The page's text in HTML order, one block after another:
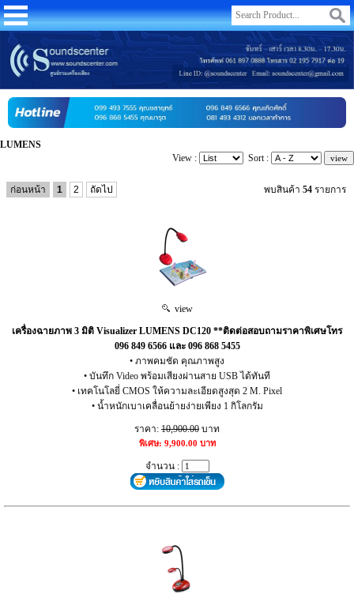
LUMENS
View :
Sort :
ก่อนหน้า 1 2 ถัดไป พบสินค้า 54 รายการ
view
เครื่องฉายภาพ 3 มิติ Visualizer LUMENS DC120 **ติดต่อสอบถามราคาพิเศษโทร
096 849 6566 และ 096 868 5455
• ภาพคมชัด คุณภาพสูง
• บันทึก Video พร้อมเสียงผ่านสาย USB ได้ทันที
• เทคโนโลยี่ CMOS ให้ความละเอียดสูงสุด 2 M. Pixel
• น้ำหนักเบาเคลื่อนย้ายง่ายเพียง 1 กิโลกรัม
ราคา: 10,900.00 บาท
พิเศษ: 9,900.00 บาท
จำนวน :